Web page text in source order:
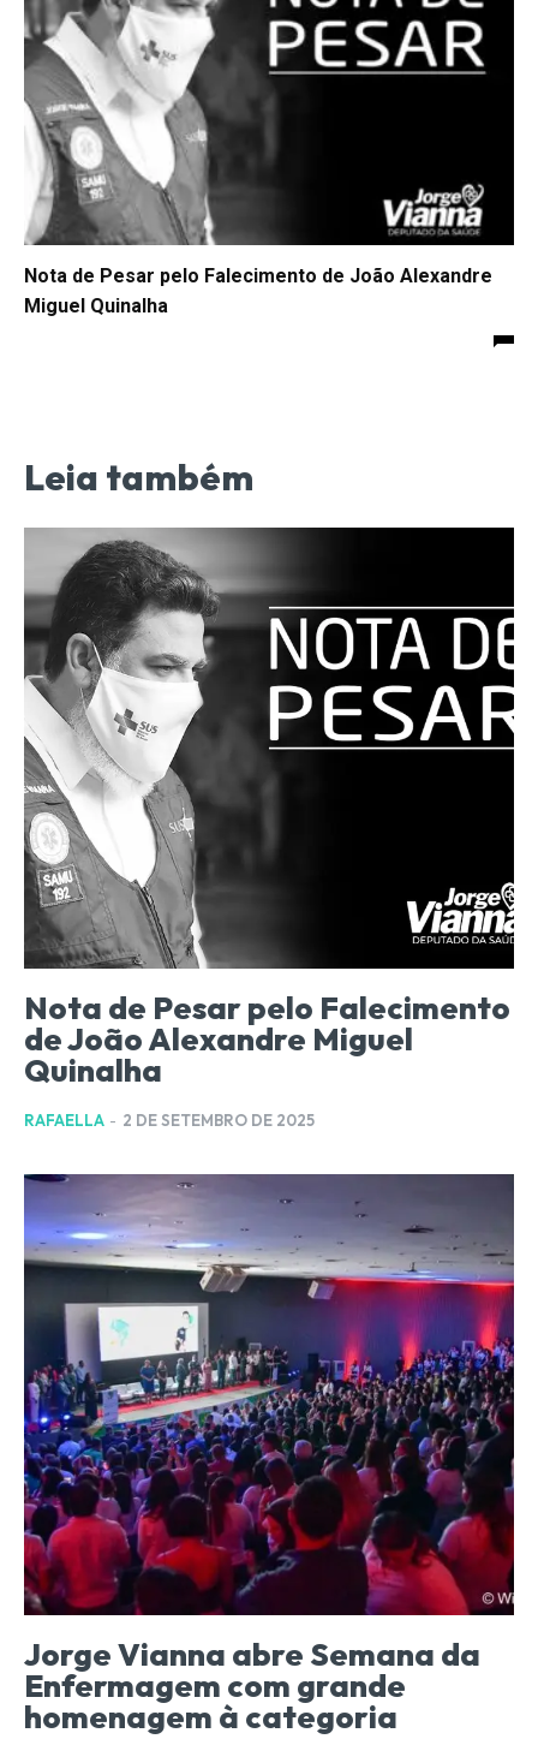
Nota de Pesar pelo Falecimento de João Alexandre
Miguel Quinalha
Leia também
Nota de Pesar pelo Falecimento
de João Alexandre Miguel
Quinalha
RAFAELLA - 2 DE SETEMBRO DE 2025
Jorge Vianna abre Semana da
Enfermagem com grande
homenagem à categoria